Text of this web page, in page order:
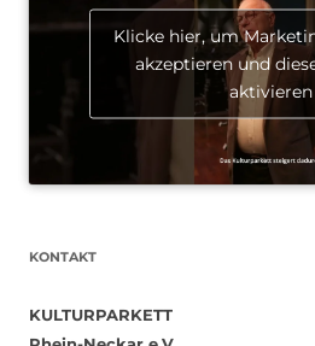
Klicke hier, um
akzeptieren und
aktivieren
KONTAKT
KULTURPARKETT